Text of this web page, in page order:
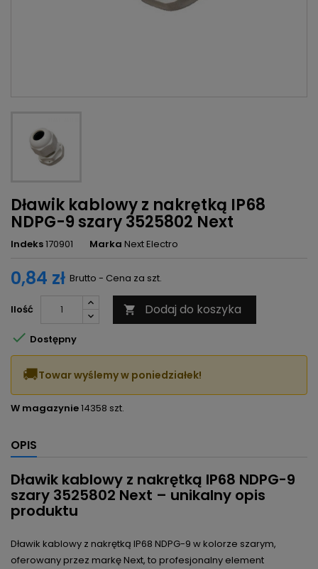
Dławik kablowy z nakrętką IP68
NDPG-9 szary 3525802 Next
Indeks170901 Marka Next Electro
0,84 zł Brutto - Cena za szt.
Ilość  Dodaj do koszyka
 Dostępny
🚚Towar wyślemy w poniedziałek!
W magazynie14358 szt.
OPIS
Dławik kablowy z nakrętką IP68 NDPG-9
szary 3525802 Next – unikalny opis
produktu
Dławik kablowy z nakrętką IP68 NDPG-9 w kolorze szarym,
oferowany przez markę Next, to profesjonalny element